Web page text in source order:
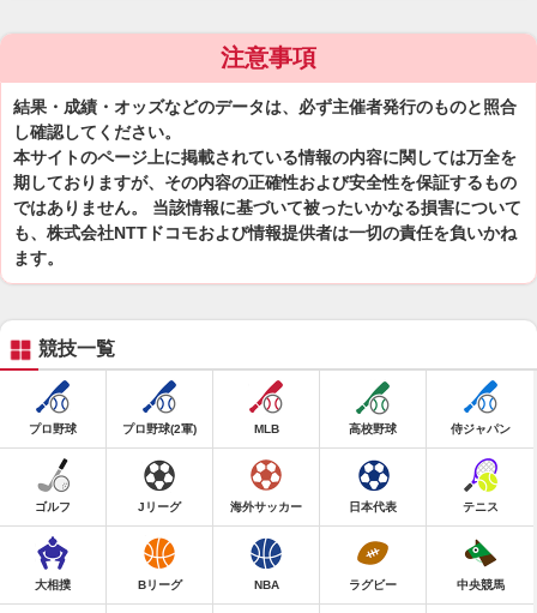
注意事項
結果・成績・オッズなどのデータは、必ず主催者発行のものと照合
し確認してください。
本サイトのページ上に掲載されている情報の内容に関しては万全を
期しておりますが、その内容の正確性および安全性を保証するもの
ではありません。 当該情報に基づいて被ったいかなる損害について
も、株式会社NTTドコモおよび情報提供者は一切の責任を負いかね
ます。
競技一覧
プロ野球 プロ野球(2軍) MLB 高校野球 侍ジャパン
ゴルフ Jリーグ 海外サッカー 日本代表 テニス
大相撲 Bリーグ NBA ラグビー 中央競馬